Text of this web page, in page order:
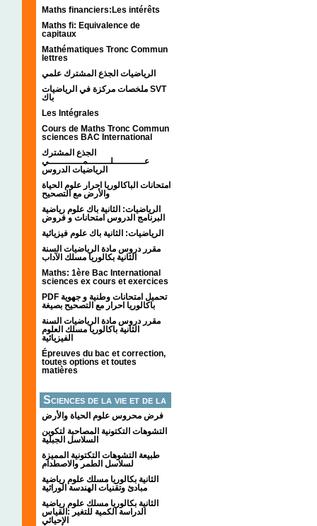
Maths financiers:Les intérêts
Maths fi: Equivalence de
capitaux
Mathématiques Tronc Commun
lettres
الرياضيات الجذع المشترك علمي
ملخصات مركزة في الرياضيات SVT
باك
Les Intégrales
Cours de Maths Tronc Commun
sciences BAC International
الجذع المشترك
عـــــــــــلــــــــمــــــــــــي
الرياضيات الدروس
امتحانات الباكالوريا احرار علوم الحياة
والأرض مع التصحيح
الرياضيات: الثانية باك علوم رياضية
البرنامج الدروس امتحانات و فروض
الرياضيات: الثانية باك علوم فيزيائية
مقرر دروس مادة الرياضيات السنة
الثانية بكالوريا مسلك الآداب
Maths: 1ère Bac International
sciences ex cours et exercices
PDF تحميل امتحانات وطنية و جهوية
باكالوريا احرار مع التصحيح بصيغة
مقرر دروس مادة الرياضيات السنة
الثانية باكالوريا مسلك العلوم
الفيزيائية
Épreuves du bac et correction,
toutes options et toutes
matières
Sciences de la vie et de la
terre
فرض محروس علوم الحياة والأرض
التشوهات التكتونیة المصاحبة لتكوین
السلاسل الجبلیة
طبيعة التشوهات التكتونية المميزة
لسلاسل الطمر والاصطدام
الثانية بكالوريا مسلك علوم رياضية
مبادئ وتقنيات الهندسة الوراثية
الثانية بكالوريا مسلك علوم رياضية
الدراسة الكمية للتغير :القياس
الإحيائي